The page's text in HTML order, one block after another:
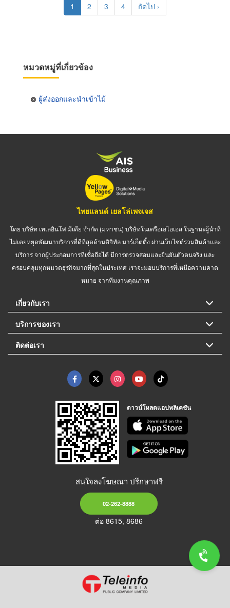
Current
page
1 Page
2 Page
3 Page
4
Next
page
ถัดไป ›
หมวดหมู่ที่เกี่ยวข้อง
ผู้ส่งออกและนำเข้าไม้
ไทยแลนด์ เยลโล่เพจเจส
โดย บริษัท เทเลอินโฟ มีเดีย จำกัด (มหาชน) บริษัทในเครือเอไอเอส ในฐานะผู้นำที่
ไม่เคยหยุดพัฒนาบริการที่ดีที่สุดด้านดิจิทัล มาร์เก็ตติ้ง ผ่านเว็บไซต์รวมสินค้าและ
บริการ จากผู้ประกอบการที่เชื่อถือได้ มีการตรวจสอบและยืนยันตัวตนจริง และ
ครอบคลุมทุกหมวดธุรกิจมากที่สุดในประเทศ เราจะมอบบริการที่เหนือความคาด
หมาย จากทีมงานคุณภาพ
เกี่ยวกับเรา
บริการของเรา
ติดต่อเรา
ดาวน์โหลดแอปพลิเคชัน
สนใจลงโฆษณา ปรึกษาฟรี
02-262-8888
ต่อ 8615, 8686